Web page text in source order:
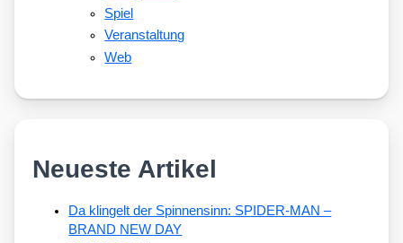
Spiel
Veranstaltung
Web
Neueste Artikel
Da klingelt der Spinnensinn: SPIDER-MAN –
BRAND NEW DAY